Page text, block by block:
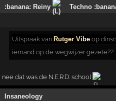
:banana: Reiny
Techno
Uitspraak vanRutger Vibe op
iemand op de wegwijzer gezete??
nee dat was de N.E.R.D. school
Insaneology